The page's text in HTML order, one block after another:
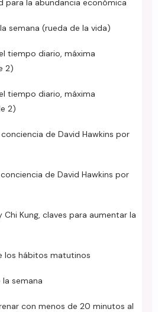
para la abundancia económica
semana (rueda de la vida)
tiempo diario, máxima
2)
tiempo diario, máxima
2)
de David Hawkins por
de David Hawkins por
Kung, claves para aumentar la
los hábitos matutinos
la semana
con menos de 20 minutos al